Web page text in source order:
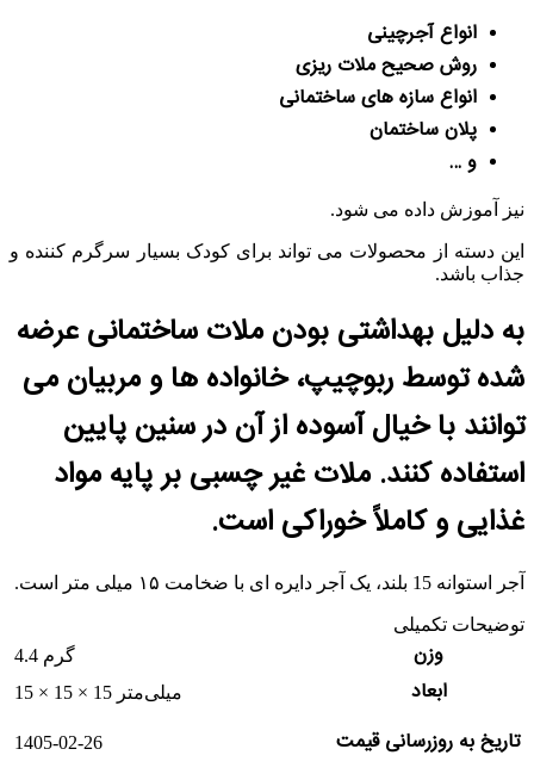
انواع آجرچینی
روش صحیح ملات ریزی
انواع سازه های ساختمانی
پلان ساختمان
و …
نیز آموزش داده می شود.
این دسته از محصولات می تواند برای کودک بسیار سرگرم کننده و
جذاب باشد.
به دلیل بهداشتی بودن ملات ساختمانی عرضه
شده توسط ربوچیپ، خانواده ها و مربیان می
توانند با خیال آسوده از آن در سنین پایین
استفاده کنند. ملات غیر چسبی بر پایه مواد
غذایی و کاملاً خوراکی است.
آجر استوانه 15 بلند، یک آجر دایره ای با ضخامت ۱۵ میلی متر است.
توضیحات تکمیلی
وزن 4.4 گرم
ابعاد 15 × 15 × 15 میلی‌متر
تاریخ به روزرسانی قیمت 1405-02-26